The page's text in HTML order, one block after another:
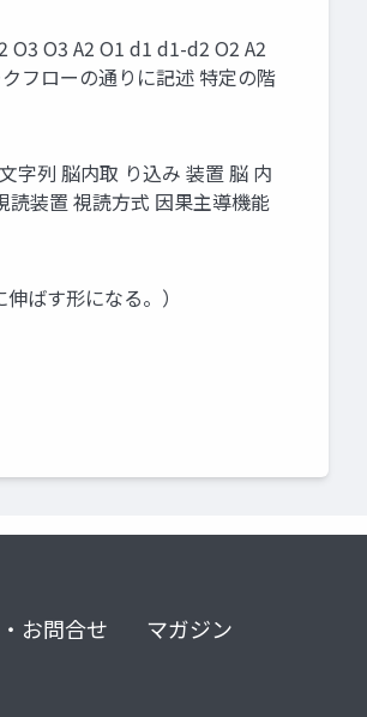
O3 A2 O1 d1 d1-d2 O2 A2
フローの通りに記述 特定の階
字列 脳内取 り込み 装置 脳 内
読装置 視読方式 因果主導機能
ばす形になる。）
お問合せ マガジン